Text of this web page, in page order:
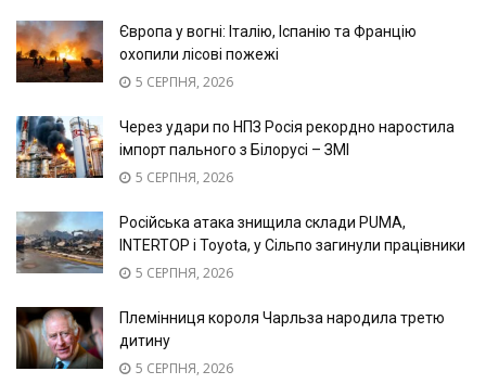
Європа у вогні: Італію, Іспанію та Францію
охопили лісові пожежі
5 СЕРПНЯ, 2026
Через удари по НПЗ Росія рекордно наростила
імпорт пального з Білорусі – ЗМІ
5 СЕРПНЯ, 2026
Російська атака знищила склади PUMA,
INTERTOP і Toyota, у Сільпо загинули працівники
5 СЕРПНЯ, 2026
Племінниця короля Чарльза народила третю
дитину
5 СЕРПНЯ, 2026